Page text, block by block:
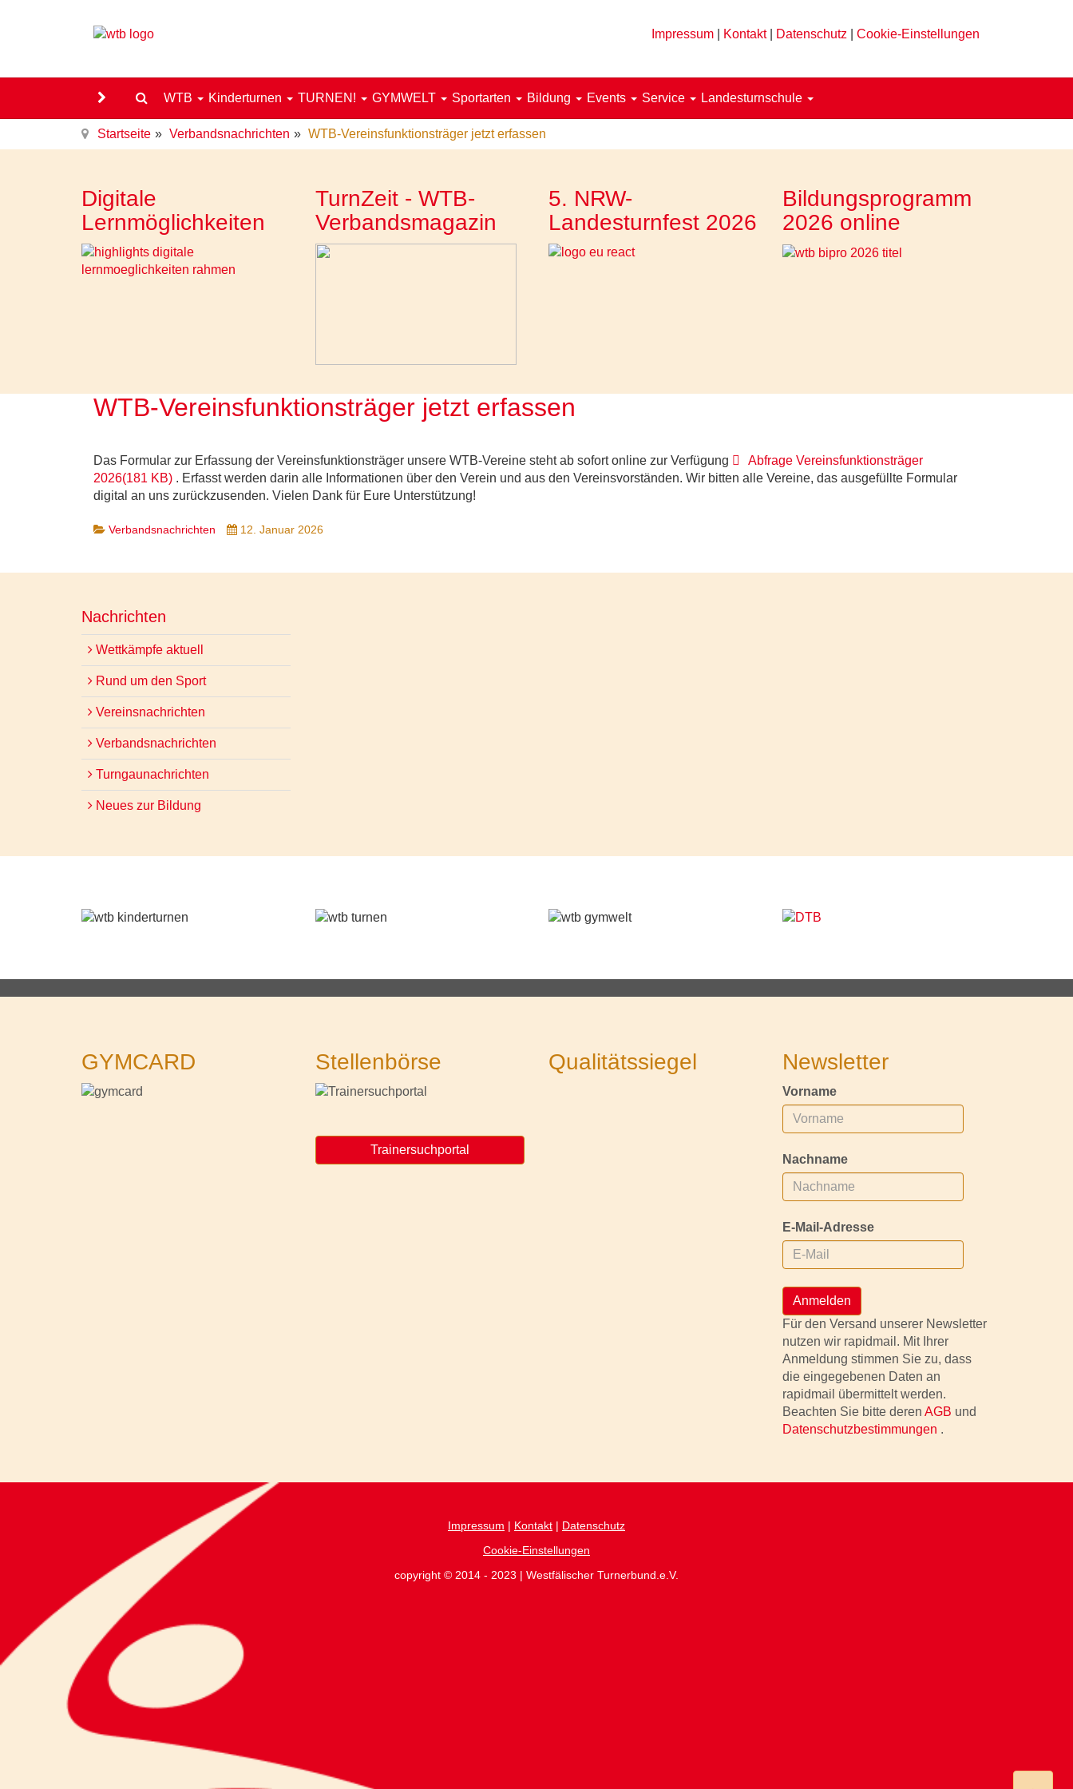
Impressum Kontakt| Datenschutz Cookie-Einstellungen
WTB Kinderturnen TURNEN! GYMWELT Sportarten Bildung Events Service Landesturnschule
Startseite Verbandsnachrichten WTB-Vereinsfunktionsträger jetzt erfassen
Digitale
Lernmöglichkeiten
TurnZeit - WTB-
Verbandsmagazin
5. NRW-
Landesturnfest 2026
Bildungsprogramm
2026 online
WTB-Vereinsfunktionsträger jetzt erfassen
Das Formular zur Erfassung der Vereinsfunktionsträger unsere WTB-Vereine steht ab sofort online zur Verfügung pdf
Abfrage Vereinsfunktionsträger
2026(181 KB) . Erfasst werden darin alle Informationen über den Verein und aus den Vereinsvorständen. Wir bitten alle Vereine, das ausgefüllte Formular
digital an uns zurückzusenden. Vielen Dank für Eure Unterstützung!
Verbandsnachrichten 12. Januar 2026
Nachrichten
Wettkämpfe aktuell
Rund um den Sport
Vereinsnachrichten
Verbandsnachrichten
Turngaunachrichten
Neues zur Bildung
GYMCARD Stellenbörse
Trainersuchportal
Qualitätssiegel Newsletter
Vorname
Nachname
E-Mail-Adresse
Anmelden
Für den Versand unserer Newsletter
nutzen wir rapidmail. Mit Ihrer
Anmeldung stimmen Sie zu, dass
die eingegebenen Daten an
rapidmail übermittelt werden.
Beachten Sie bitte deren AGB und
Datenschutzbestimmungen .
Impressum | Kontakt | Datenschutz
Cookie-Einstellungen
copyright © 2014 - 2023 | Westfälischer Turnerbund.e.V.